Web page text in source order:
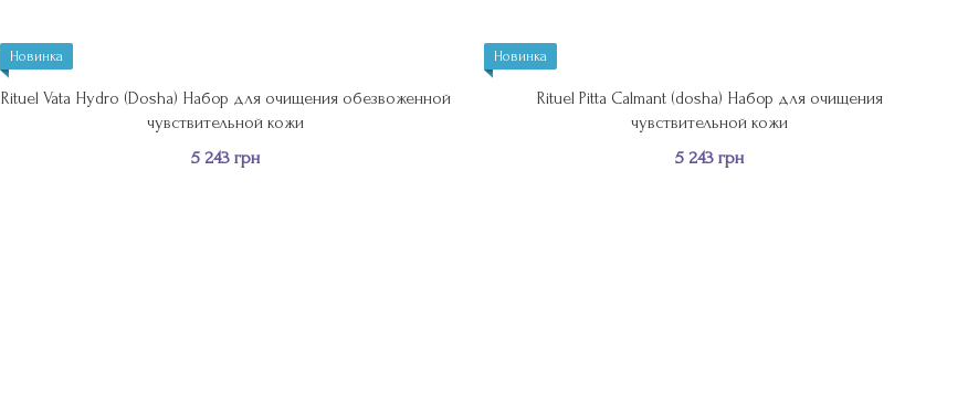
Новинка
Rituel Vata Hydro (Dosha) Набор для очищения обезвоженной
чувствительной кожи
5 243 грн
Новинка
Rituel Pitta Calmant (dosha) Набор для очищения
чувствительной кожи
5 243 грн